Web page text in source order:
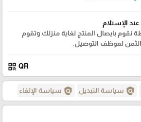
الإستلام
نقوم بايصال المنتج لغاية منزلك وتقوم
لموظف التوصيل.
QR
qr_code
policy سياسة التبديل policy سياسة الإلغاء